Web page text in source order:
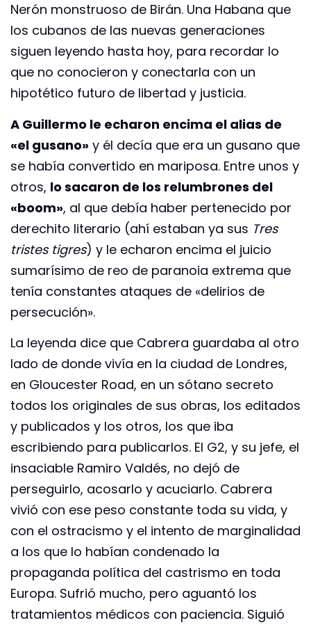
Nerón monstruoso de Birán. Una Habana que
los cubanos de las nuevas generaciones
siguen leyendo hasta hoy, para recordar lo
que no conocieron y conectarla con un
hipotético futuro de libertad y justicia.
A Guillermo le echaron encima el alias de
«el gusano» y él decía que era un gusano que
se había convertido en mariposa. Entre unos y
otros, lo sacaron de los relumbrones del
«boom», al que debía haber pertenecido por
derechito literario (ahí estaban ya sus Tres
tristes tigres) y le echaron encima el juicio
sumarísimo de reo de paranoia extrema que
tenía constantes ataques de «delirios de
persecución».
La leyenda dice que Cabrera guardaba al otro
lado de donde vivía en la ciudad de Londres,
en Gloucester Road, en un sótano secreto
todos los originales de sus obras, los editados
y publicados y los otros, los que iba
escribiendo para publicarlos. El G2, y su jefe, el
insaciable Ramiro Valdés, no dejó de
perseguirlo, acosarlo y acuciarlo. Cabrera
vivió con ese peso constante toda su vida, y
con el ostracismo y el intento de marginalidad
a los que lo habían condenado la
propaganda política del castrismo en toda
Europa. Sufrió mucho, pero aguantó los
tratamientos médicos con paciencia. Siguió